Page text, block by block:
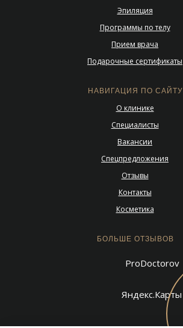
НАВИГАЦИЯ ПО САЙТУ
БОЛЬШЕ ОТЗЫВОВ
О клинике
Специалисты
Вакансии
Спецпредложения
Отзывы
Контакты
Косметика
ProDoctorov
Яндекс.Карты
Эпиляция
Программы по телу
Прием врача
Подарочные сертификаты